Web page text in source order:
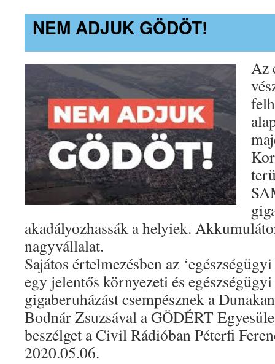
NEM ADJUK GÖDÖT!
Az
akadályozhassák a helyiek.
nagyvállalat.
Sajátos értelmezésben az
egy jelentős környezeti és
gigaberuházást csempésznek a
Bodnár Zsuzsával a GÖDÉRT
beszélget a Civil Rádióban Péterfi
2020.05.06.